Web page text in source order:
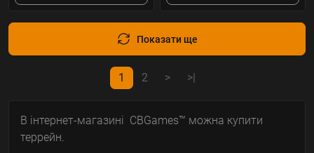
Показати ще
1 2 > >|
В інтернет-магазині CBGames™ можна купити
террейн.